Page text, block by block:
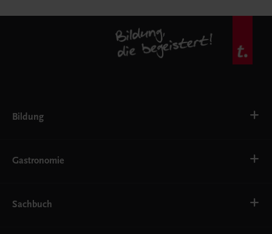
Bildung
AHS
EWF/ZWF
FW
Gastronomie
Getränke
Sachbuch